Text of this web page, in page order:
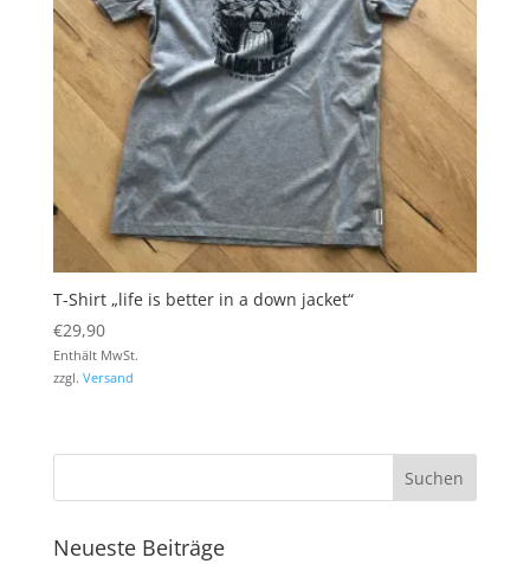
T-Shirt „life is better in a down jacket“
€29,90
Enthält MwSt.
zzgl. Versand
Neueste Beiträge